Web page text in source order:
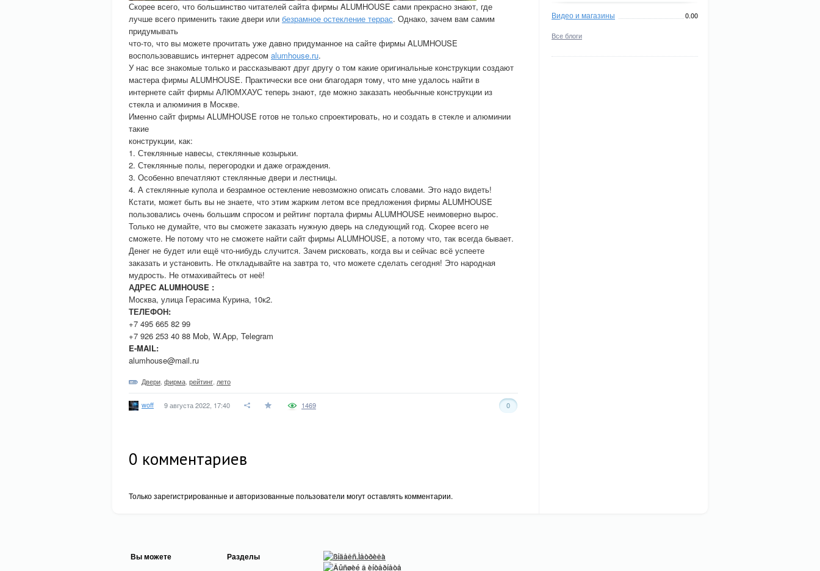
Видео и магазины 0.00
Все блоги
Скорее всего, что большинство читателей сайта фирмы ALUMHOUSE сами прекрасно знают, где
лучше всего применить такие двери или безрамное остекление террас. Однако, зачем вам самим
придумывать
что-то, что вы можете прочитать уже давно придуманное на сайте фирмы ALUMHOUSE
воспользовавшись интернет адресом alumhouse.ru.
У нас все знакомые только и рассказывают друг другу о том какие оригинальные конструкции создают
мастера фирмы ALUMHOUSE. Практически все они благодаря тому, что мне удалось найти в
интернете сайт фирмы АЛЮМХАУС теперь знают, где можно заказать необычные конструкции из
стекла и алюминия в Москве.
Именно сайт фирмы ALUMHOUSE готов не только спроектировать, но и создать в стекле и алюминии
такие
конструкции, как:
1. Стеклянные навесы, стеклянные козырьки.
2. Стеклянные полы, перегородки и даже ограждения.
3. Особенно впечатляют стеклянные двери и лестницы.
4. А стеклянные купола и безрамное остекление невозможно описать словами. Это надо видеть!
Кстати, может быть вы не знаете, что этим жарким летом все предложения фирмы ALUMHOUSE
пользовались очень большим спросом и рейтинг портала фирмы ALUMHOUSE неимоверно вырос.
Только не думайте, что вы сможете заказать нужную дверь на следующий год. Скорее всего не
сможете. Не потому что не сможете найти сайт фирмы ALUMHOUSE, а потому что, так всегда бывает.
Денег не будет или ещё что-нибудь случится. Зачем рисковать, когда вы и сейчас всё успеете
заказать и установить. Не откладывайте на завтра то, что можете сделать сегодня! Это народная
мудрость. Не отмахивайтесь от неё!
АДРЕС ALUMHOUSE :
Москва, улица Герасима Курина, 10к2.
ТЕЛЕФОН:
+7 495 665 82 99
+7 926 253 40 88 Mob, W.App, Telegram
E-MAIL:
alumhouse@mail.ru
Двери фирма рейтинг лето
woff 9 августа 2022, 17:40 0
1469
0 комментариев
Только зарегистрированные и авторизованные пользователи могут оставлять комментарии.
Вы можете Разделы